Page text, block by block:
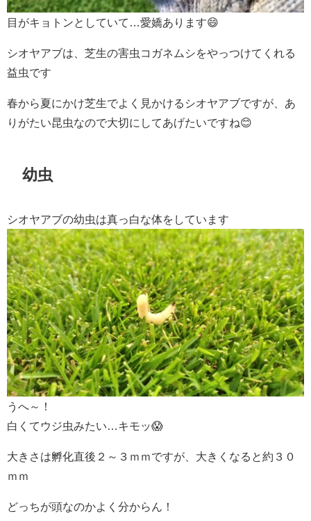
目がキョトンとしていて…愛嬌あります😄
シオヤアブは、芝生の害虫コガネムシをやっつけてくれる
益虫です
春から夏にかけ芝生でよく見かけるシオヤアブですが、あ
りがたい昆虫なので大切にしてあげたいですね😊
幼虫
シオヤアブの幼虫は真っ白な体をしています
うへ～！
白くてウジ虫みたい…キモッ😱
大きさは孵化直後２～３ｍｍですが、大きくなると約３０
ｍｍ
どっちが頭なのかよく分からん！